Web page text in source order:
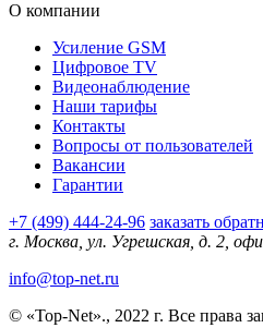
О компании
Усиление GSM
Цифровое TV
Видеонаблюдение
Наши тарифы
Контакты
Вопросы от пользователей
Вакансии
Гарантии
+7 (499) 444-24-96 заказать
г. Москва, ул. Угрешская, д. 2,
info@top-net.ru
© «Top-Net»., 2022 г. Все права